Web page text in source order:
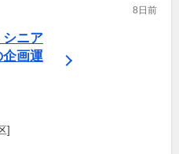
8日前
ニア
企画運
]